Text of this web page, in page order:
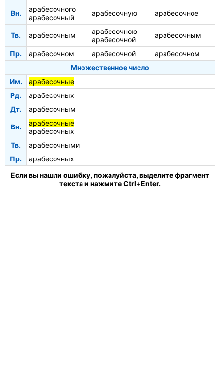
Вн.
арабесочного
арабесочный
арабесочную арабесочное
Тв. арабесочным
арабесочною
арабесочной
арабесочным
Пр. арабесочном арабесочной
арабесочном
Множественное число
Им.
арабесочные
Рд.
арабесочных
Дт.
арабесочным
Вн.
арабесочные
арабесочных
Тв.
арабесочными
Пр.
арабесочных
Если вы нашли ошибку, пожалуйста, выделите фрагмент
текста и нажмите Ctrl+Enter.